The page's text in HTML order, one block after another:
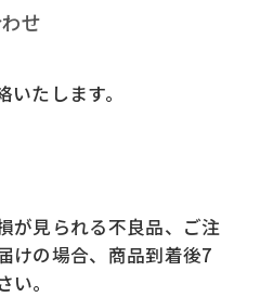
せ
たします。
が見られる不良品、ご注
けの場合、商品到着後7
。